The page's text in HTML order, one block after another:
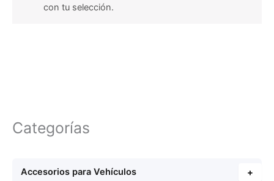
Categorías
Accesorios para Vehículos +
con tu selección.